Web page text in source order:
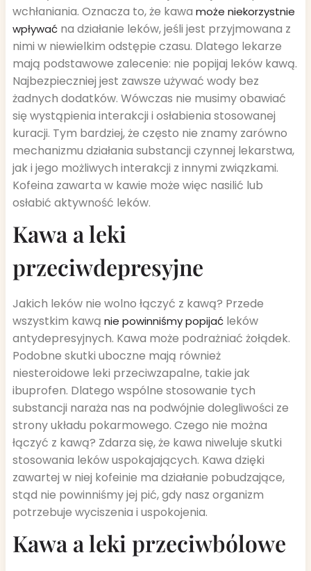
wchłaniania. Oznacza to, że kawa może niekorzystnie
wpływać na działanie leków, jeśli jest przyjmowana z
nimi w niewielkim odstępie czasu. Dlatego lekarze
mają podstawowe zalecenie: nie popijaj leków kawą.
Najbezpieczniej jest zawsze używać wody bez
żadnych dodatków. Wówczas nie musimy obawiać
się wystąpienia interakcji i osłabienia stosowanej
kuracji. Tym bardziej, że często nie znamy zarówno
mechanizmu działania substancji czynnej lekarstwa,
jak i jego możliwych interakcji z innymi związkami.
Kofeina zawarta w kawie może więc nasilić lub
osłabić aktywność leków.
Kawa a leki
przeciwdepresyjne
Jakich leków nie wolno łączyć z kawą? Przede
wszystkim kawą nie powinniśmy popijać leków
antydepresyjnych. Kawa może podrażniać żołądek.
Podobne skutki uboczne mają również
niesteroidowe leki przeciwzapalne, takie jak
ibuprofen. Dlatego wspólne stosowanie tych
substancji naraża nas na podwójnie dolegliwości ze
strony układu pokarmowego. Czego nie można
łączyć z kawą? Zdarza się, że kawa niweluje skutki
stosowania leków uspokajających. Kawa dzięki
zawartej w niej kofeinie ma działanie pobudzające,
stąd nie powinniśmy jej pić, gdy nasz organizm
potrzebuje wyciszenia i uspokojenia.
Kawa a leki przeciwbólowe